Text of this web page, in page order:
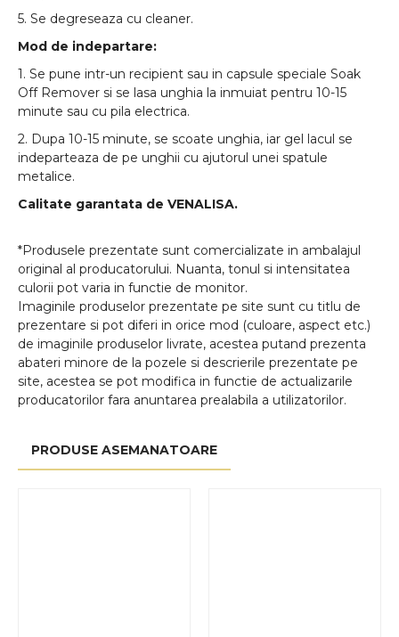
5. Se degreseaza cu cleaner.
Mod de indepartare:
1. Se pune intr-un recipient sau in capsule speciale Soak
Off Remover si se lasa unghia la inmuiat pentru 10-15
minute sau cu pila electrica.
2. Dupa 10-15 minute, se scoate unghia, iar gel lacul se
indeparteaza de pe unghii cu ajutorul unei spatule
metalice.
Calitate garantata de VENALISA.
*Produsele prezentate sunt comercializate in ambalajul
original al producatorului. Nuanta, tonul si intensitatea
culorii pot varia in functie de monitor.
Imaginile produselor prezentate pe site sunt cu titlu de
prezentare si pot diferi in orice mod (culoare, aspect etc.)
de imaginile produselor livrate, acestea putand prezenta
abateri minore de la pozele si descrierile prezentate pe
site, acestea se pot modifica in functie de actualizarile
producatorilor fara anuntarea prealabila a utilizatorilor.
PRODUSE ASEMANATOARE